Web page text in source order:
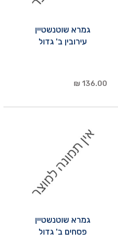
גמרא שוטנשטיין
עירובין ב' גדול
136.00 ₪
גמרא שוטנשטיין
פסחים ב' גדול